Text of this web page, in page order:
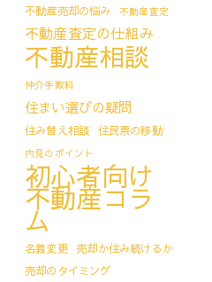
不動産売却の悩み 不動産査定
不動産査定の仕組み
不動産相談
仲介手数料
住まい選びの疑問
住み替え相談 住民票の移動
内見のポイント
初心者向け
不動産コラ
ム
名義変更 売却か住み続けるか
売却のタイミング